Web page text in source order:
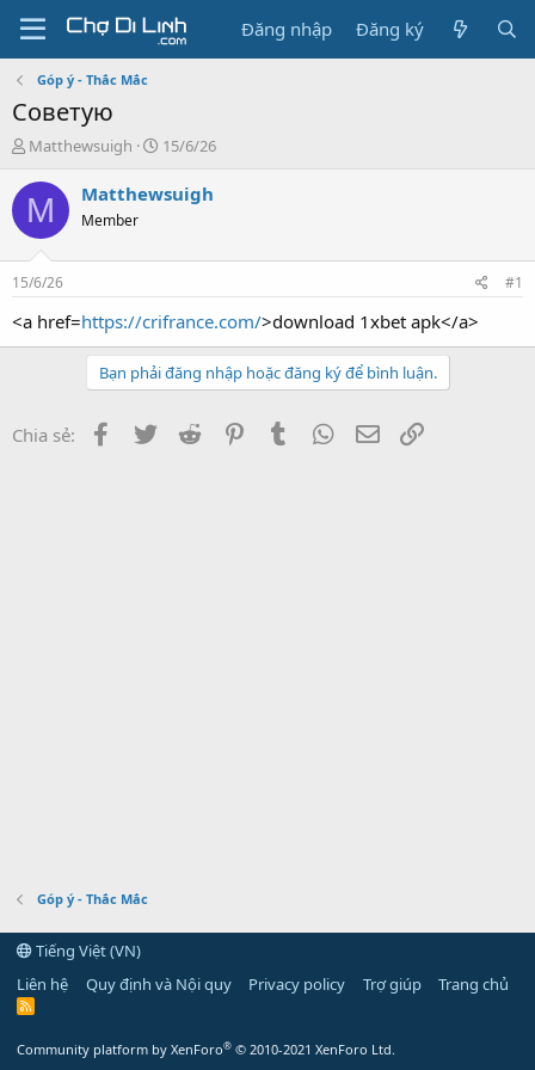
Đăng nhập Đăng ký
Góp ý - Thắc Mắc
Советую
T
r
e
a
s
t
a
Matthewsuigh
N
à
15/6/26
M Matthewsuigh
Member
15/6/26 #1
<a href=https://crifrance.com/>download 1xbet apk</a>
Bạn phải đăng nhập hoặc đăng ký để bình luận.
Chia sẻ: Facebook
Twitter Reddit PinterestTumblr WhatsApp
Email
Góp ý - Thắc Mắc
Tiếng Việt (VN)
Liên hệ
Quy định và Nội quy Privacy policy Trợ giúp Trang chủ
R
Community platform by XenForo® © 2010-2021 XenForo Ltd.